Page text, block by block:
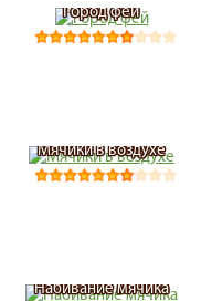
Город фей
Мячики в воздухе
Набивание мячика